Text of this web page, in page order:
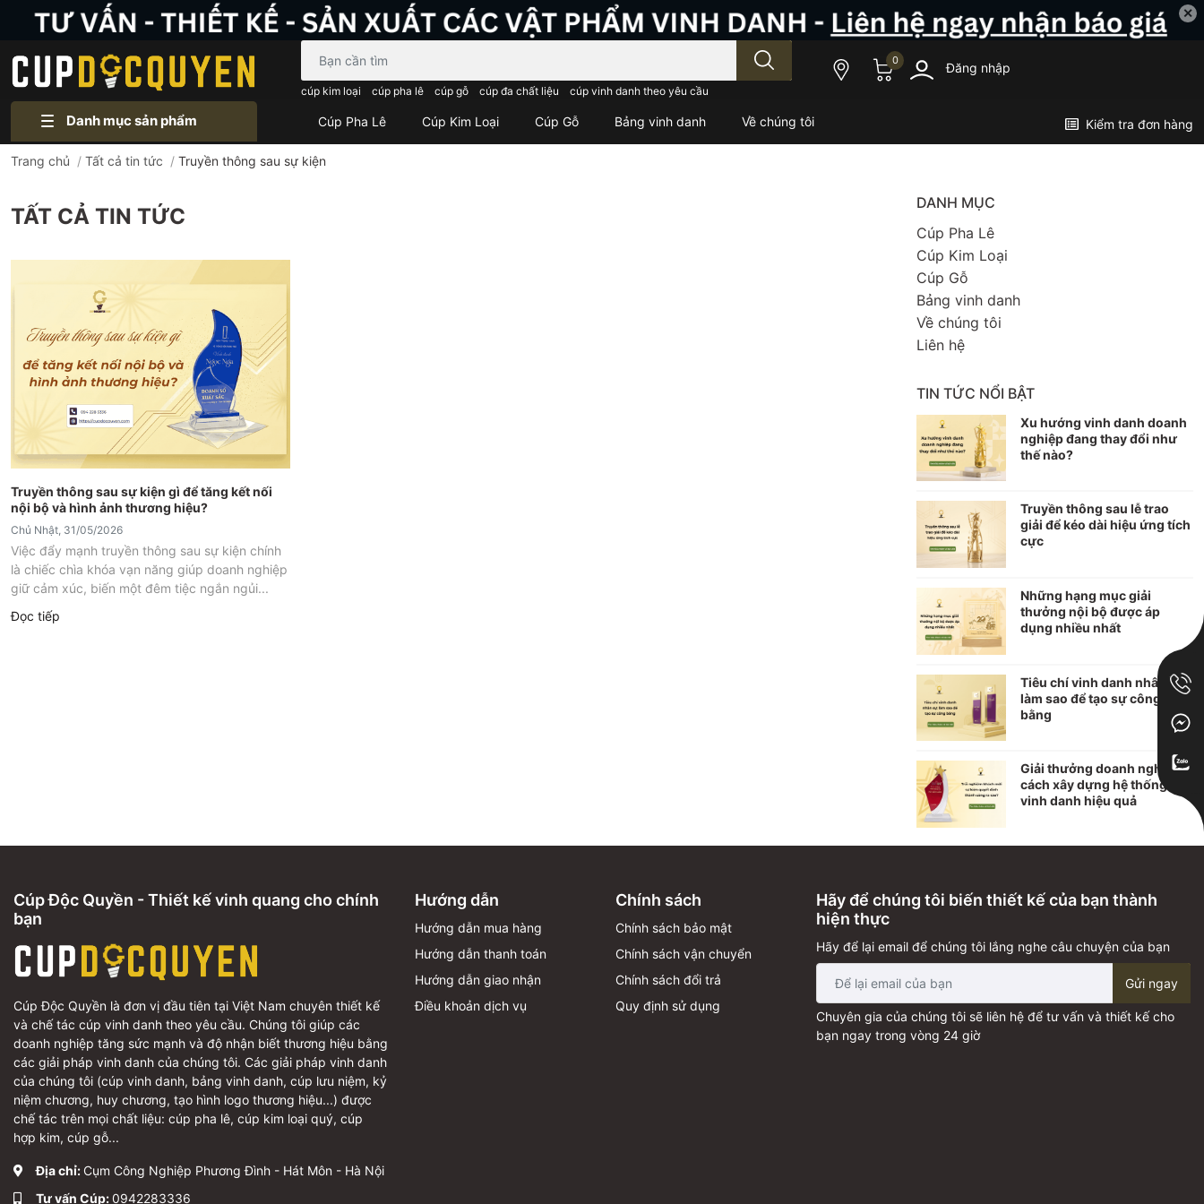
✕
cúp kim loại cúp pha lê cúp gỗ cúp đa chất liệu cúp vinh danh theo yêu cầu
0 Đăng nhập
Danh mục sản phẩm Cúp Pha Lê Cúp Kim Loại Cúp Gỗ Bảng vinh danh Về chúng tôi Kiểm tra đơn hàng
Trang chủ / Tất cả tin tức / Truyền thông sau sự kiện
TẤT CẢ TIN TỨC
Truyền thông sau sự kiện gì để tăng kết nối
nội bộ và hình ảnh thương hiệu?
Chủ Nhật, 31/05/2026
Việc đẩy mạnh truyền thông sau sự kiện chính
là chiếc chìa khóa vạn năng giúp doanh nghiệp
giữ cảm xúc, biến một đêm tiệc ngắn ngủi...
Đọc tiếp
DANH MỤC
Cúp Pha Lê
Cúp Kim Loại
Cúp Gỗ
Bảng vinh danh
Về chúng tôi
Liên hệ
TIN TỨC NỔI BẬT
Xu hướng vinh danh doanh
nghiệp đang thay đổi như
thế nào?
Truyền thông sau lễ trao
giải để kéo dài hiệu ứng tích
cực
Những hạng mục giải
thưởng nội bộ được áp
dụng nhiều nhất
Tiêu chí vinh danh nhân sự:
làm sao để tạo sự công
bằng
Giải thưởng doanh nghiệp:
cách xây dựng hệ thống
vinh danh hiệu quả
Cúp Độc Quyền - Thiết kế vinh quang cho chính
bạn
Cúp Độc Quyền là đơn vị đầu tiên tại Việt Nam chuyên thiết kế
và chế tác cúp vinh danh theo yêu cầu. Chúng tôi giúp các
doanh nghiệp tăng sức mạnh và độ nhận biết thương hiệu bằng
các giải pháp vinh danh của chúng tôi. Các giải pháp vinh danh
của chúng tôi (cúp vinh danh, bảng vinh danh, cúp lưu niệm, kỷ
niệm chương, huy chương, tạo hình logo thương hiệu...) được
chế tác trên mọi chất liệu: cúp pha lê, cúp kim loại quý, cúp
hợp kim, cúp gỗ...
Địa chỉ: Cụm Công Nghiệp Phương Đình - Hát Môn - Hà Nội
Tư vấn Cúp:0942283336
Hướng dẫn
Hướng dẫn mua hàng
Hướng dẫn thanh toán
Hướng dẫn giao nhận
Điều khoản dịch vụ
Chính sách
Chính sách bảo mật
Chính sách vận chuyển
Chính sách đổi trả
Quy định sử dụng
Hãy để chúng tôi biến thiết kế của bạn thành
hiện thực
Hãy để lại email để chúng tôi lắng nghe câu chuyện của bạn
Gửi ngay
Chuyên gia của chúng tôi sẽ liên hệ để tư vấn và thiết kế cho
bạn ngay trong vòng 24 giờ